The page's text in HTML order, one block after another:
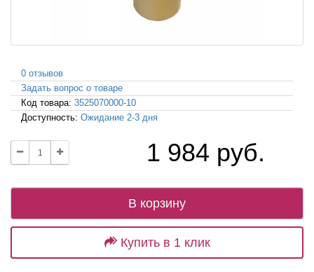
0 отзывов
Задать вопрос о товаре
Код товара: 3525070000-10
Доступность: Ожидание 2-3 дня
1 984 руб.
В корзину
Купить в 1 клик